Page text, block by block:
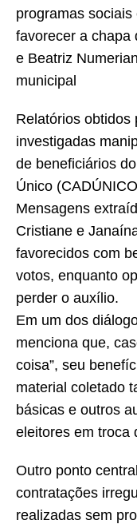
programas
favorecer a chapa
e Beatriz
municipal
Relatórios obtidos
investigadas
de beneficiários
Único
Mensagens
Cristiane e
favorecidos com
votos, enquanto
perder o auxílio.
Em um dos
menciona que,
coisa”, seu
material coletado
básicas e outros
eleitores em troca
Outro ponto
contratações
realizadas sem